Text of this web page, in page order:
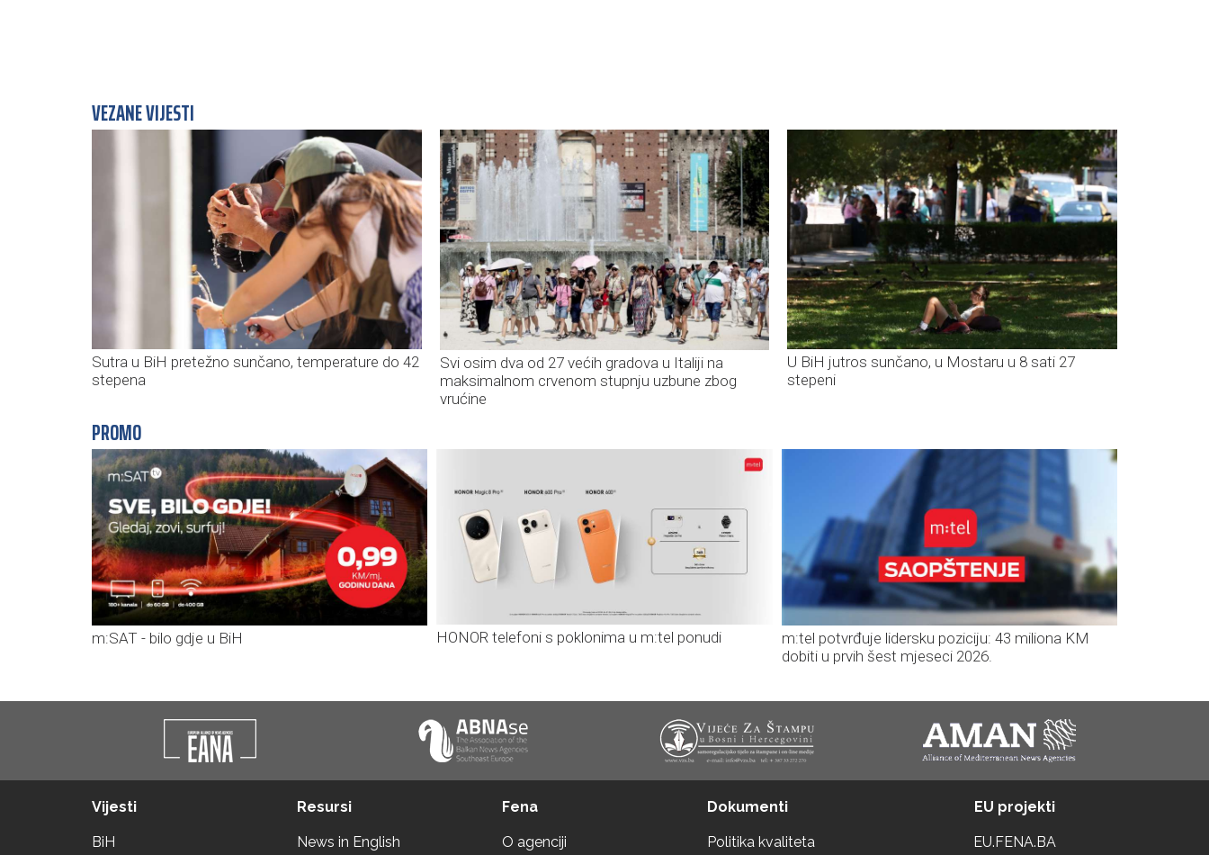
VEZANE VIJESTI
Sutra u BiH pretežno sunčano, temperature do 42
stepena
Svi osim dva od 27 većih gradova u Italiji na
maksimalnom crvenom stupnju uzbune zbog
vrućine
U BiH jutros sunčano, u Mostaru u 8 sati 27
stepeni
PROMO
m:SAT - bilo gdje u BiH HONOR telefoni s poklonima u m:tel ponudi
m:tel potvrđuje lidersku poziciju: 43 miliona KM
dobiti u prvih šest mjeseci 2026.
Vijesti
BiH
Resursi
News in English
Fena
O agenciji
Dokumenti
Politika kvaliteta
EU projekti
EU.FENA.BA